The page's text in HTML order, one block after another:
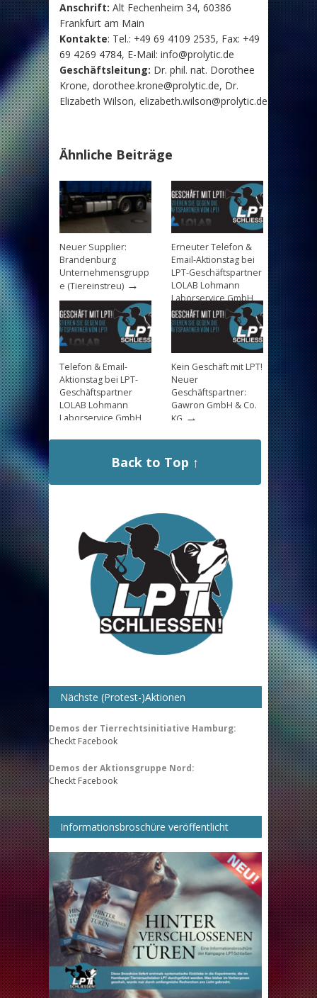
Anschrift: Alt Fechenheim 34, 60386
Frankfurt am Main
Kontakte: Tel.: +49 69 4109 2535, Fax: +49
69 4269 4784, E-Mail: info@prolytic.de
Geschäftsleitung: Dr. phil. nat. Dorothee
Krone, dorothee.krone@prolytic.de, Dr.
Elizabeth Wilson, elizabeth.wilson@prolytic.de
Ähnliche Beiträge
Neuer Supplier:
Brandenburg
Unternehmensgrupp
e (Tiereinstreu) →
Erneuter Telefon &
Email-Aktionstag bei
LPT-Geschäftspartner
LOLAB Lohmann
Laborservice GmbH
am 14.8.→
Telefon & Email-
Aktionstag bei LPT-
Geschäftspartner
LOLAB Lohmann
Laborservice GmbH
Kein Geschäft mit LPT!
Neuer
Geschäftspartner:
Gawron GmbH & Co.
KG →
Back to Top ↑
Nächste (Protest-)Aktionen
Demos der Tierrechtsinitiative Hamburg:
Checkt Facebook
Demos der Aktionsgruppe Nord:
Checkt Facebook
Informationsbroschüre veröffentlicht